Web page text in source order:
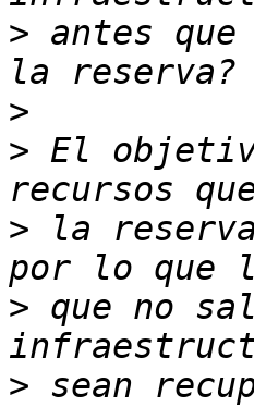
> antes
>
> El
> la
> que no
> sean